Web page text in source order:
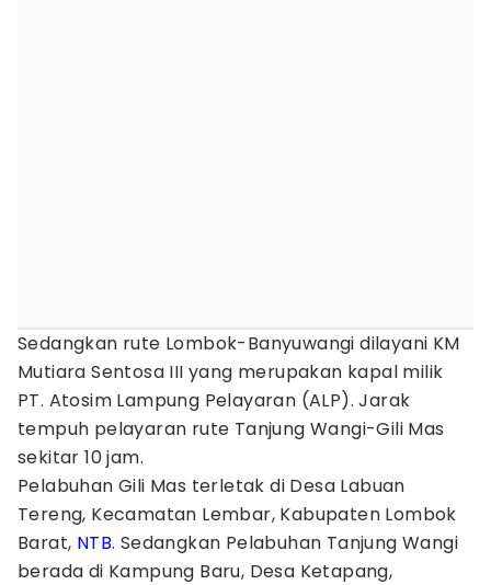
Sedangkan rute Lombok-Banyuwangi dilayani KM
Mutiara Sentosa III yang merupakan kapal milik
PT. Atosim Lampung Pelayaran (ALP). Jarak
tempuh pelayaran rute Tanjung Wangi-Gili Mas
sekitar 10 jam.
Pelabuhan Gili Mas terletak di Desa Labuan
Tereng, Kecamatan Lembar, Kabupaten Lombok
Barat, NTB. Sedangkan Pelabuhan Tanjung Wangi
berada di Kampung Baru, Desa Ketapang,